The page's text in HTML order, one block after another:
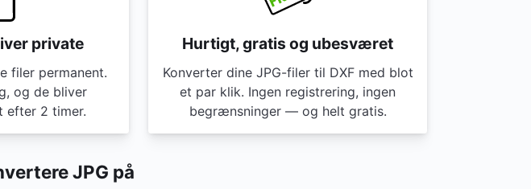
private
filer permanent.
og de bliver
efter 2 timer.
Hurtigt, gratis og ubesværet
Konverter dine JPG-filer til DXF med blot
et par klik. Ingen registrering, ingen
begrænsninger — og helt gratis.
JPG på